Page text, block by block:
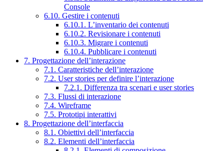
Console
6.10. Gestire i contenuti
6.10.1. L’inventario dei contenuti
6.10.2. Revisionare i contenuti
6.10.3. Migrare i contenuti
6.10.4. Pubblicare i contenuti
7. Progettazione dell’interazione
7.1. Caratteristiche dell’interazione
7.2. User stories per definire l’interazione
7.2.1. Differenza tra scenari e user stories
7.3. Flussi di interazione
7.4. Wireframe
7.5. Prototipi interattivi
8. Progettazione dell’interfaccia
8.1. Obiettivi dell’interfaccia
8.2. Elementi dell’interfaccia